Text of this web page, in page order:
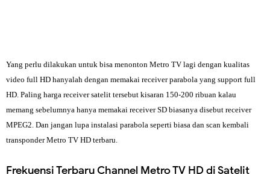
Yang perlu dilakukan untuk bisa menonton Metro TV lagi dengan kualitas
video full HD hanyalah dengan memakai receiver parabola yang support full
HD. Paling harga receiver satelit tersebut kisaran 150-200 ribuan kalau
memang sebelumnya hanya memakai receiver SD biasanya disebut receiver
MPEG2. Dan jangan lupa instalasi parabola seperti biasa dan scan kembali
transponder Metro TV HD terbaru.
Frekuensi Terbaru Channel Metro TV HD di Satelit